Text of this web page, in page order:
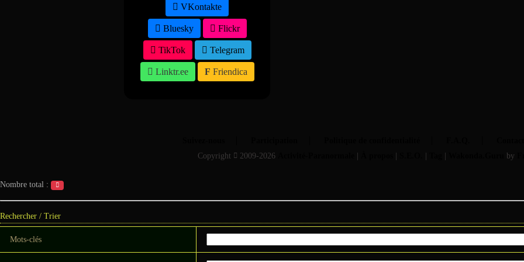
VKontakte
Bluesky Flickr
TikTok Telegram
Linktr.ee Friendica
Copyright
2009-2026 by
Nombre total :
Rechercher / Trier
Mots-clés